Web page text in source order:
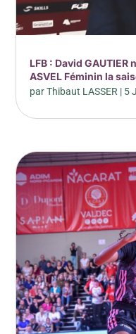
LFB : David GAUTIER
ASVEL Féminin la
parThibaut LASSER | 5